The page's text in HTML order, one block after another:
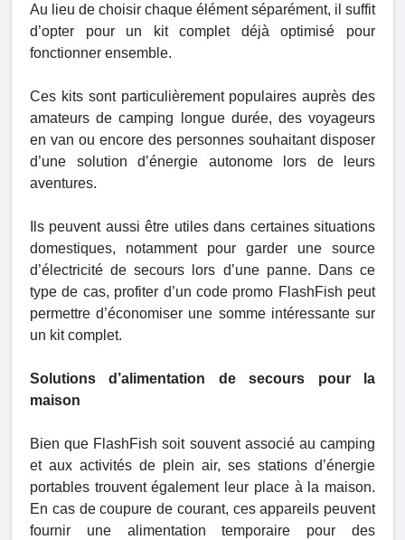
Au lieu de choisir chaque élément séparément, il suffit
d’opter pour un kit complet déjà optimisé pour
fonctionner ensemble.
Ces kits sont particulièrement populaires auprès des
amateurs de camping longue durée, des voyageurs
en van ou encore des personnes souhaitant disposer
d’une solution d’énergie autonome lors de leurs
aventures.
Ils peuvent aussi être utiles dans certaines situations
domestiques, notamment pour garder une source
d’électricité de secours lors d’une panne. Dans ce
type de cas, profiter d’un code promo FlashFish peut
permettre d’économiser une somme intéressante sur
un kit complet.
Solutions d’alimentation de secours pour la
maison
Bien que FlashFish soit souvent associé au camping
et aux activités de plein air, ses stations d’énergie
portables trouvent également leur place à la maison.
En cas de coupure de courant, ces appareils peuvent
fournir une alimentation temporaire pour des